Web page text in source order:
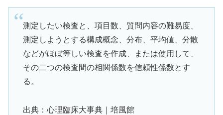
測定したい検査と、項目数、質問内容の難易度、
測定しようとする構成概念、分布、平均値、分散
などがほぼ等しい検査を作成、または使用して、
その二つの検査間の相関係数を信頼性係数とす
る。
出典：心理臨床大事典｜培風館